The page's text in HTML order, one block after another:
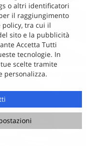
o altri identificatori
il raggiungimento
tra cui il
sito e la pubblicità
Accetta Tutti
tecnologie. In
scelte tramite
personalizza.